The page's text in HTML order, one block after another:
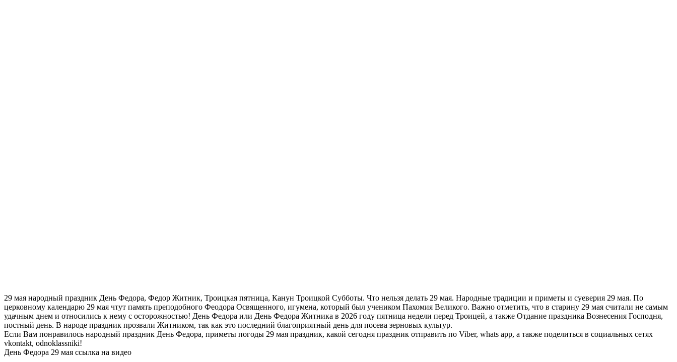
29 мая народный праздник День Федора, Федор Житник, Троицкая пятница, Канун Троицкой Субботы. Что нельзя делать 29 мая. Народные традиции и приметы и суеверия 29 мая. По
церковному календарю 29 мая чтут память преподобного Феодора Освященного, игумена, который был учеником Пахомия Великого. Важно отметить, что в старину 29 мая считали не самым
удачным днем и относились к нему с осторожностью! День Федора или День Федора Житника в 2026 году пятница недели перед Троицей, а также Отдание праздника Вознесения Господня,
постный день. В народе праздник прозвали Житником, так как это последний благоприятный день для посева зерновых культур.
Если Вам понравилось народный праздник День Федора, приметы погоды 29 мая праздник, какой сегодня праздник отправить по Viber, whats app, а также поделиться в социальных сетях
vkontakt, odnoklassniki!
День Федора 29 мая ссылка на видео